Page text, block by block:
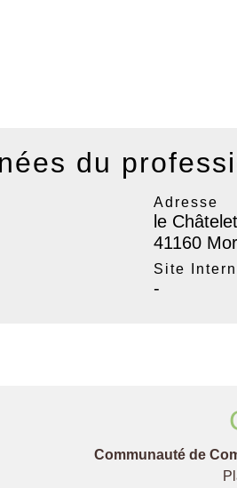
du
Adresse
le Châtelet
41160
Site
-
Communauté de